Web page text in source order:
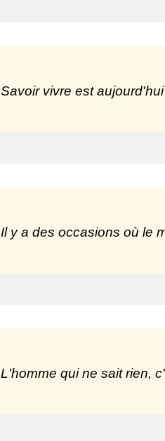
Savoir vivre est
Il y a des occasions où le
L'homme qui ne sait rien,